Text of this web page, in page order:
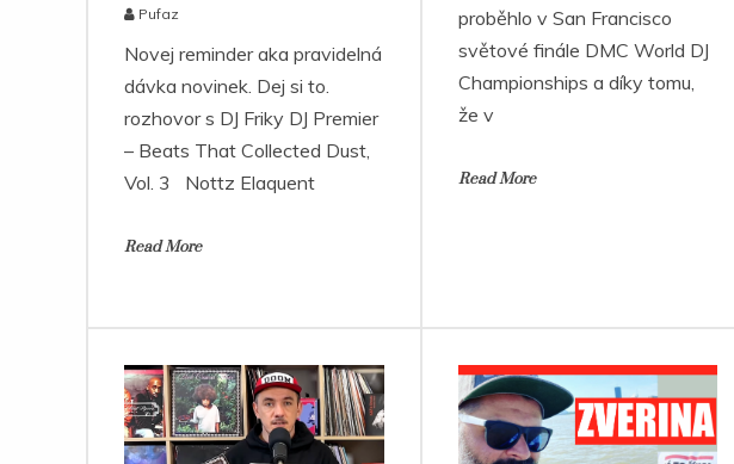
Pufaz
Novej reminder aka pravidelná
dávka novinek. Dej si to.
rozhovor s DJ Friky DJ Premier
– Beats That Collected Dust,
Vol. 3 Nottz Elaquent
Read More
proběhlo v San Francisco
světové finále DMC World DJ
Championships a díky tomu,
že v
Read More